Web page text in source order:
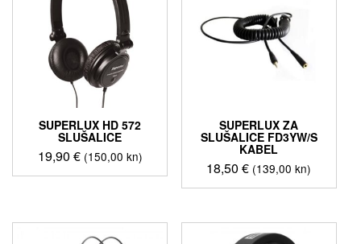
SUPERLUX HD 572
SLUŠALICE
19,90 € (150,00 kn)
SUPERLUX ZA
SLUŠALICE FD3YW/S
KABEL
18,50€ (139,00 kn)